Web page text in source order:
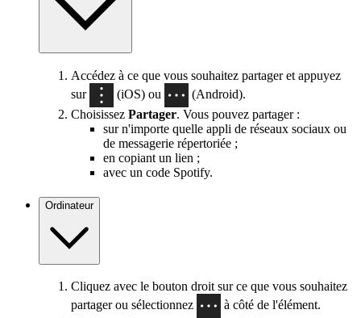
Accédez à ce que vous souhaitez partager et appuyez
sur
(iOS) ou
(Android).
Choisissez Partager. Vous pouvez partager :
sur n'importe quelle appli de réseaux sociaux ou
de messagerie répertoriée ;
en copiant un lien ;
avec un code Spotify.
Ordinateur
Cliquez avec le bouton droit sur ce que vous souhaitez
partager ou sélectionnez
à côté de l'élément.